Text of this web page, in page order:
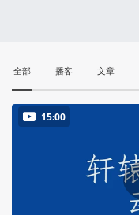
全部 播客 文章
15:00